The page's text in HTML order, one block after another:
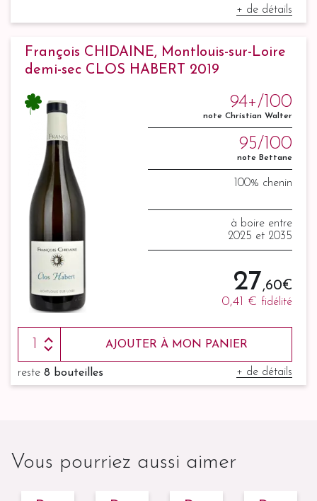
+ de détails
François CHIDAINE, Montlouis-sur-Loire
demi-sec CLOS HABERT 2019
94+/100
note Christian Walter
95/100
note Bettane
100% chenin
à boire entre
2025 et 2035
27,60 €
0,41 € fidélité
AJOUTER À MON PANIER
reste 8 bouteilles + de détails
Vous pourriez aussi aimer